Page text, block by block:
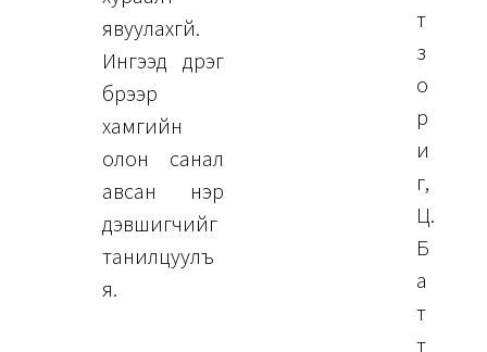
явуулахгүй.
Ингээд дүүрэг
бүрээр
хамгийн
олон санал
авсан нэр
дэвшигчийг
танилцуулъ
я.
т
з
о
р
и
г,
Ц.
Б
а
т